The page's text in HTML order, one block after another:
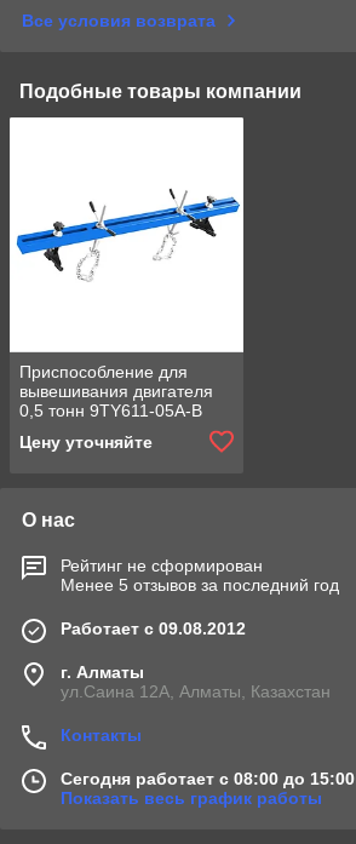
Все условия возврата
Подобные товары компании
Приспособление для
вывешивания двигателя
0,5 тонн 9TY611-05A-B
Цену уточняйте
О нас
Рейтинг не сформирован
Менее 5 отзывов за последний год
Работает с 09.08.2012
г. Алматы
ул.Саина 12А, Алматы, Казахстан
Контакты
Сегодня работает с 08:00 до 15:00
Показать весь график работы